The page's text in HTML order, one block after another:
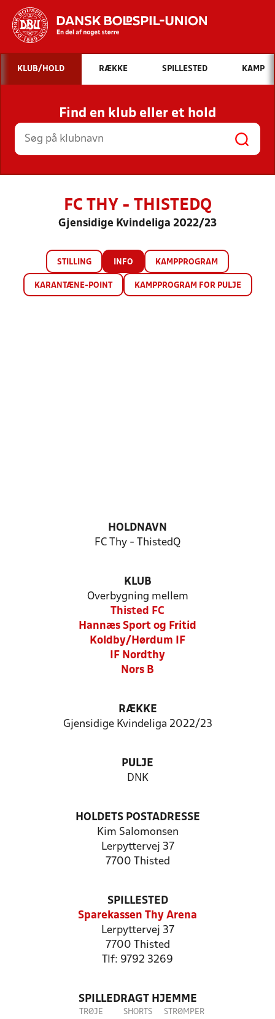
Hvad vil du søge efter?
INDHOLD OG NYHEDER
STILLINGER, RESULTATER, KLUBBER OG
HOLD
KLUB/HOLD RÆKKE SPILLESTED KAMP
Find en klub eller et hold
FC THY - THISTEDQ
Gjensidige Kvindeliga 2022/23
STILLING INFO KAMPPROGRAM
KARANTÆNE-POINT KAMPPROGRAM FOR PULJE
HOLDNAVN
FC Thy - ThistedQ
KLUB
Overbygning mellem
Thisted FC
Hannæs Sport og Fritid
Koldby/Hørdum IF
IF Nordthy
Nors B
RÆKKE
Gjensidige Kvindeliga 2022/23
PULJE
DNK
HOLDETS POSTADRESSE
Kim Salomonsen
Lerpyttervej 37
7700 Thisted
SPILLESTED
Sparekassen Thy Arena
Lerpyttervej 37
7700 Thisted
Tlf: 9792 3269
SPILLEDRAGT HJEMME
TRØJE SHORTS STRØMPER